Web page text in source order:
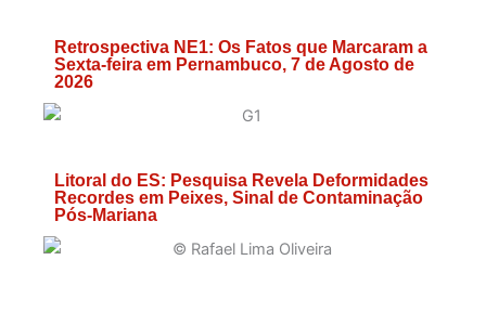
Retrospectiva NE1: Os Fatos que Marcaram a
Sexta-feira em Pernambuco, 7 de Agosto de
2026
Litoral do ES: Pesquisa Revela Deformidades
Recordes em Peixes, Sinal de Contaminação
Pós-Mariana